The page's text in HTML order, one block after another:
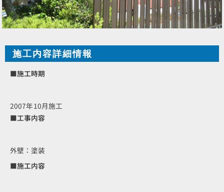
施工内容詳細情報
■施工時期
2007年10月施工
■工事内容
外壁：塗装
■施工内容